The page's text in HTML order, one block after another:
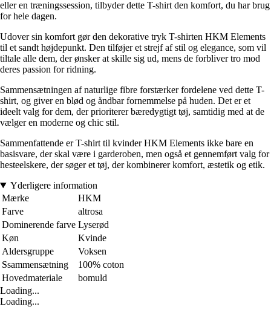
eller en træningssession, tilbyder dette T-shirt den komfort, du har brug
for hele dagen.
Udover sin komfort gør den dekorative tryk T-shirten HKM Elements
til et sandt højdepunkt. Den tilføjer et strejf af stil og elegance, som vil
tiltale alle dem, der ønsker at skille sig ud, mens de forbliver tro mod
deres passion for ridning.
Sammensætningen af naturlige fibre forstærker fordelene ved dette T-
shirt, og giver en blød og åndbar fornemmelse på huden. Det er et
ideelt valg for dem, der prioriterer bæredygtigt tøj, samtidig med at de
vælger en moderne og chic stil.
Sammenfattende er T-shirt til kvinder HKM Elements ikke bare en
basisvare, der skal være i garderoben, men også et gennemført valg for
hesteelskere, der søger et tøj, der kombinerer komfort, æstetik og etik.
Yderligere information
Mærke
HKM
Farve
altrosa
Dominerende farve Lyserød
Køn
Kvinde
Aldersgruppe
Voksen
Ssammensætning
100% coton
Hovedmateriale
bomuld
Loading...
Loading...